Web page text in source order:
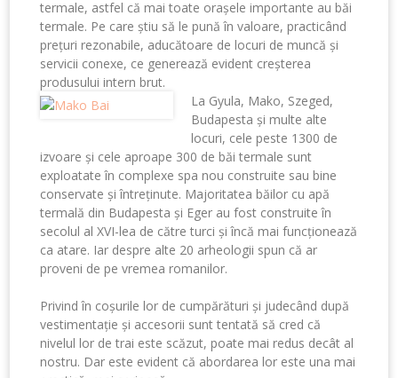
termale, astfel că mai toate orașele importante au băi
termale. Pe care știu să le pună în valoare, practicând
prețuri rezonabile, aducătoare de locuri de muncă și
servicii conexe, ce generează evident creșterea
produsului intern brut.
La Gyula, Mako, Szeged,
Budapesta și multe alte
locuri, cele peste 1300 de
izvoare și cele aproape 300 de băi termale sunt
exploatate în complexe spa nou construite sau bine
conservate și întreținute. Majoritatea băilor cu apă
termală din Budapesta și Eger au fost construite în
secolul al XVI-lea de către turci și încă mai funcționează
ca atare. Iar despre alte 20 arheologii spun că ar
proveni de pe vremea romanilor.
Privind în coșurile lor de cumpărături și judecând după
vestimentație și accesorii sunt tentată să cred că
nivelul lor de trai este scăzut, poate mai redus decât al
nostru. Dar este evident că abordarea lor este una mai